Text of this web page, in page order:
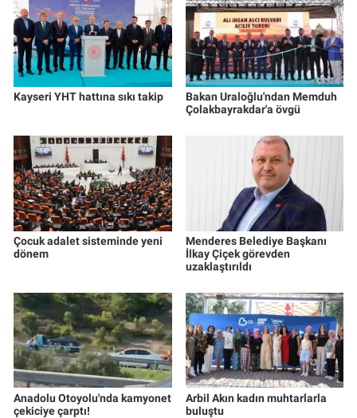
Kayseri YHT hattına sıkı takip
Bakan Uraloğlu'ndan Memduh
Çolakbayrakdar'a övgü
Çocuk adalet sisteminde yeni
dönem
Menderes Belediye Başkanı
İlkay Çiçek görevden
uzaklaştırıldı
Anadolu Otoyolu'nda kamyonet
çekiciye çarptı!
Arbil Akın kadın muhtarlarla
buluştu